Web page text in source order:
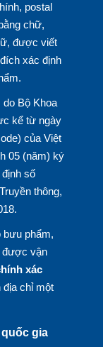
postal
chữ,
được viết
xác định
do Bộ Khoa
kể từ ngày
của Việt
05 (năm) ký
số
thông,
bưu phẩm,
được vận
xác
chỉ một
gia